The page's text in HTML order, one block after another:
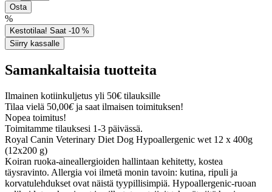
%
Samankaltaisia tuotteita
Ilmainen kotiinkuljetus yli 50€ tilauksille
Tilaa vielä 50,00€ja saat ilmaisen toimituksen!
Nopea toimitus!
Toimitamme tilauksesi 1-3 päivässä.
Royal Canin Veterinary Diet Dog Hypoallergenic wet 12 x 400g
(12x200 g)
Koiran ruoka-aineallergioiden hallintaan kehitetty, kostea
täysravinto. Allergia voi ilmetä monin tavoin: kutina, ripuli ja
korvatulehdukset ovat näistä tyypillisimpiä. Hypoallergenic-ruoan